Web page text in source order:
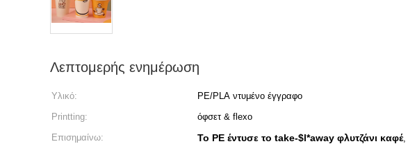
Λεπτομερής ενημέρωση
Υλικό: PE/PLA ντυμένο έγγραφο
Printting:
όφσετ & flexo
Επισημαίνω:
Το PE έντυσε το take-$l*away φλυτζάνι καφέ,